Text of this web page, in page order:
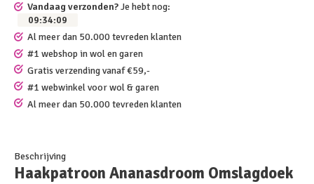
Vandaag verzonden?Je hebt nog:
09:34:09
Al meer dan 50.000 tevreden klanten
#1 webshop in wol en garen
Gratis verzending vanaf €59,-
#1 webwinkel voor wol & garen
Al meer dan 50.000 tevreden klanten
Beschrijving
Haakpatroon Ananasdroom Omslagdoek